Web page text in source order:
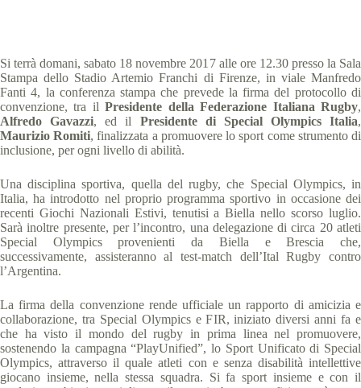
Si terrà domani, sabato 18 novembre 2017 alle ore 12.30 presso la Sala
Stampa dello Stadio Artemio Franchi di Firenze, in viale Manfredo
Fanti 4, la conferenza stampa che prevede la firma del protocollo di
convenzione, tra ilPresidente della Federazione Italiana Rugby,
Alfredo Gavazzi, ed il Presidente di Special Olympics Italia,
Maurizio Romiti, finalizzata a promuovere lo sport come strumento di
inclusione, per ogni livello di abilità.
Una disciplina sportiva, quella del rugby, che Special Olympics, in
Italia, ha introdotto nel proprio programma sportivo in occasione dei
recenti Giochi Nazionali Estivi, tenutisi a Biella nello scorso luglio.
Sarà inoltre presente, per l’incontro, una delegazione di circa 20 atleti
Special Olympics provenienti da Biella e Brescia che,
successivamente, assisteranno al test-match dell’Ital Rugby contro
l’Argentina.
La firma della convenzione rende ufficiale un rapporto di amicizia e
collaborazione, tra Special Olympics e FIR, iniziato diversi anni fa e
che ha visto il mondo del rugby in prima linea nel promuovere,
sostenendo la campagna “PlayUnified”, lo Sport Unificato di Special
Olympics, attraverso il quale atleti con e senza disabilità intellettive
giocano insieme, nella stessa squadra. Si fa sport insieme e con il